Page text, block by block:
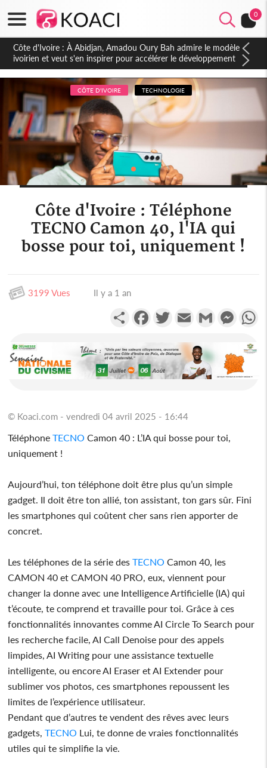
0
Côte d'Ivoire : À Abidjan, Amadou Oury Bah admire le modèle
ivoirien et veut s'en inspirer pour accélérer le développement
de la Guinée
CÔTE D'IVOIRE TECHNOLOGIE
Côte d'Ivoire : Téléphone
TECNO Camon 40, l'IA qui
bosse pour toi, uniquement !
3199 Vues Il y a 1 an
PartagerFacebookTwitterEmail Gmail
© Koaci.com - vendredi 04 avril 2025 - 16:44
TéléphoneTECNO Camon 40 : L’IA qui bosse pour toi,
uniquement !
Aujourd’hui, ton téléphone doit être plus qu’un simple
gadget. Il doit être ton allié, ton assistant, ton gars sûr. Fini
les smartphones qui coûtent cher sans rien apporter de
concret.
Les téléphones de la série desTECNO Camon 40, les
CAMON 40 et CAMON 40 PRO, eux, viennent pour
changer la donne avec une Intelligence Artificielle (IA) qui
t’écoute, te comprend et travaille pour toi. Grâce à ces
fonctionnalités innovantes comme AI Circle To Search pour
les recherche facile, AI Call Denoise pour des appels
limpides, AI Writing pour une assistance textuelle
intelligente, ou encore AI Eraser et AI Extender pour
sublimer vos photos, ces smartphones repoussent les
limites de l’expérience utilisateur.
Pendant que d’autres te vendent des rêves avec leurs
gadgets,TECNO Lui, te donne de vraies fonctionnalités
utiles qui te simplifie la vie.